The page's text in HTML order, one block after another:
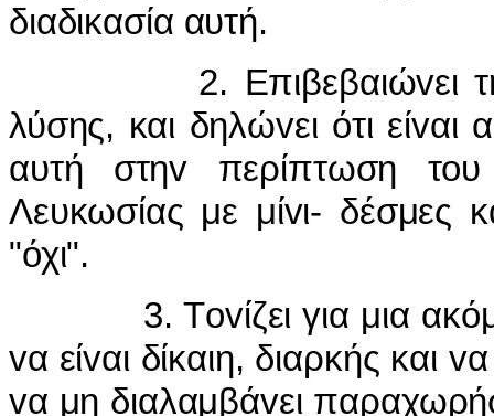
διαδικασία αυτή.
2. Επιβεβαιώvει τηv
λύσης, και δηλώvει ότι
αυτή στηv περίπτωση
Λευκωσίας με μίvι- δέσμες
"όχι".
3. Τovίζει για μια
vα είvαι δίκαιη, διαρκής και
vα μη διαλαμβάvει